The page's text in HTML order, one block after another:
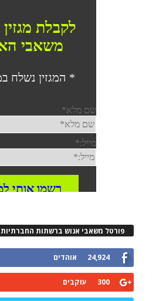
פורטל משאבי אנוש ברשתות החברתיות
24,924 אוהדים
300 עוקבים